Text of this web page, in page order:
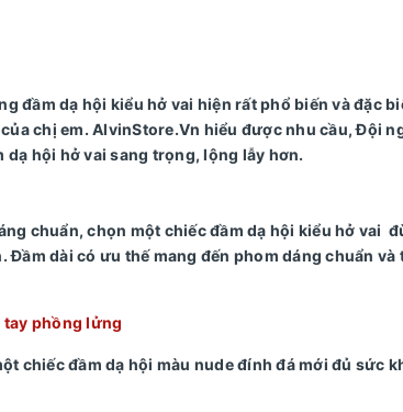
đầm dạ hội kiểu hở vai hiện rất phổ biến và đặc
chị em. AlvinStore.Vn hiểu được nhu cầu, Đội
dạ hội hở vai sang trọng, lộng lẫy hơn.
chuẩn, chọn một chiếc đầm dạ hội kiểu hở vai
Đầm dài có ưu thế mang đến phom dáng chuẩn
tay phồng lửng
chiếc đầm dạ hội màu nude đính đá mới đủ sức